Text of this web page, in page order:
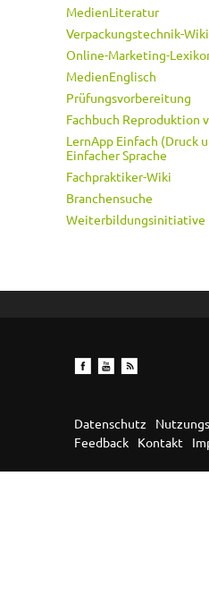
MedienLiteratur
Verpackungstechnik-Wiki
Online-Marketing-
MedienEnglisch
Prüfungsvorbereitung
Fachbuch Reproduktion
LernApp Einfach (Druck
Einfacher Sprache
Fachpraktiker-Wiki
Branchensuche
Weiterbildungsinitiative
Datenschutz
Feedback
Kontakt